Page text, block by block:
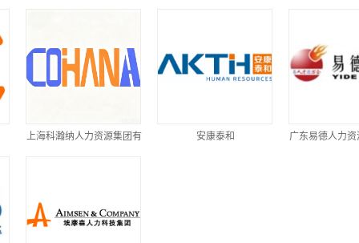
上海科瀚纳人力资源集团有 安康泰和 广东易德人力